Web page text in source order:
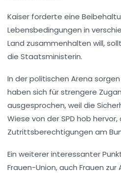
Kaiser forderte eine
Lebensbedingungen in
Land zusammenhalten will,
die Staatsministerin.
In der politischen Arena
haben sich für strengere
ausgesprochen, weil die
Wiese von der SPD hob
Zutrittsberechtigungen am
Ein weiterer interessanter
Frauen-Union, auch Frauen zur